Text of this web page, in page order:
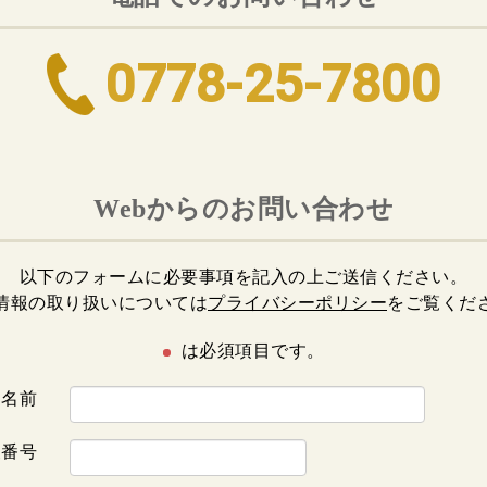
0778-25-7800
Webからのお問い合わせ
以下のフォームに必要事項を記入の上ご送信ください。
報の取り扱いについてはプライバシーポリシーをご覧くだ
は必須項目です。
前
号